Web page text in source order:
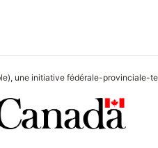
une initiative fédérale-provinciale-